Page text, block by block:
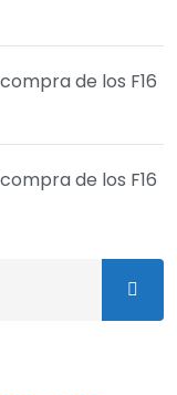
de los F16
de los F16